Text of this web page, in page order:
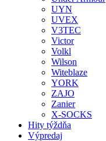
UYN
UVEX
V3TEC
Victor
Volkl
Wilson
Witeblaze
YORK
ZAJO
Zanier
X-SOCKS
Hity týždňa
Výpredaj